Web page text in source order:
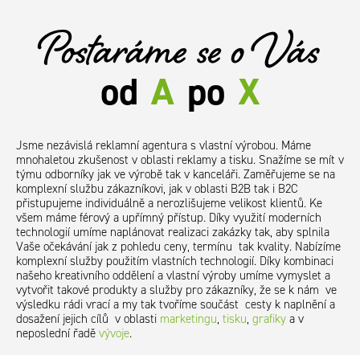
Postaráme se o Vás
od A po X
Jsme nezávislá reklamní agentura s vlastní výrobou. Máme
mnohaletou zkušenost v oblasti reklamy a tisku. Snažíme se mít v
týmu odborníky jak ve výrobě tak v kanceláři. Zaměřujeme se na
komplexní službu zákazníkovi, jak v oblasti B2B tak i B2C
přistupujeme individuálně a nerozlišujeme velikost klientů. Ke
všem máme férový a upřímný přístup. Díky využití moderních
technologií umíme naplánovat realizaci zakázky tak, aby splnila
Vaše očekávání jak z pohledu ceny, termínu tak kvality. Nabízíme
komplexní služby použitím vlastních technologií. Díky kombinaci
našeho kreativního oddělení a vlastní výroby umíme vymyslet a
vytvořit takové produkty a služby pro zákazníky, že se k nám ve
výsledku rádi vrací a my tak tvoříme součást cesty k naplnění a
dosažení jejich cílů v oblasti marketingu, tisku, grafiky a v
neposlední řadě vývoje.